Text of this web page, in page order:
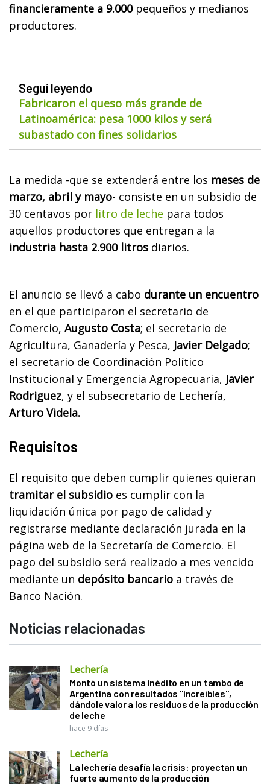
financieramente a 9.000pequeños y medianos
productores.
Seguí leyendo
Fabricaron el queso más grande de
Latinoamérica: pesa 1000 kilos y será
subastado con fines solidarios
La medida -que se extenderá entre los meses de
marzo, abril y mayo- consiste en un subsidio de
30 centavos por litro de leche para todos
aquellos productores que entregan a la
industria hasta 2.900 litros diarios.
El anuncio se llevó a cabo durante un encuentro
en el que participaron el secretario de
Comercio, Augusto Costa; el secretario de
Agricultura, Ganadería y Pesca, Javier Delgado;
el secretario de Coordinación Político
Institucional y Emergencia Agropecuaria, Javier
Rodriguez, y el subsecretario de Lechería,
Arturo Videla.
Requisitos
El requisito que deben cumplir quienes quieran
tramitar el subsidio es cumplir con la
liquidación única por pago de calidad y
registrarse mediante declaración jurada en la
página web de la Secretaría de Comercio. El
pago del subsidio será realizado a mes vencido
mediante un depósito bancario a través de
Banco Nación.
Noticias relacionadas
Lechería
Montó un sistema inédito en un tambo de
Argentina con resultados "increíbles",
dándole valor a los residuos de la producción
de leche
hace 9 días
Lechería
La lechería desafía la crisis: proyectan un
fuerte aumento de la producción